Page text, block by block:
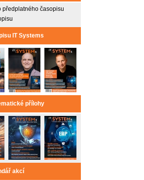
předplatného časopisu
IT Systems
přílohy
akcí